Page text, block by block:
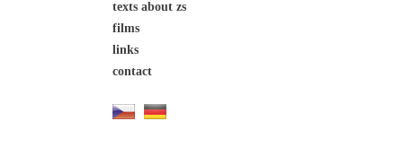
texts about zs
films
links
contact